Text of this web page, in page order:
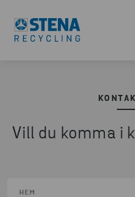
Vill du komma i
HEM